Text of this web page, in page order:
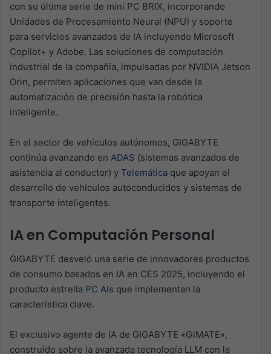
con su última serie de mini PC BRIX, incorporando
Unidades de Procesamiento Neural (NPU) y soporte
para servicios avanzados de IA incluyendo Microsoft
Copilot+ y Adobe. Las soluciones de computación
industrial de la compañía, impulsadas por NVIDIA Jetson
Orin, permiten aplicaciones que van desde la
automatización de precisión hasta la robótica
inteligente.
En el sector de vehículos autónomos, GIGABYTE
continúa avanzando en ADAS (sistemas avanzados de
asistencia al conductor) y Telemática que apoyan el
desarrollo de vehículos autoconducidos y sistemas de
transporte inteligentes.
IA en Computación Personal
GIGABYTE desveló una serie de innovadores productos
de consumo basados en IA en CES 2025, incluyendo el
producto estrella PC AIs que implementan la
característica clave.
El exclusivo agente de IA de GIGABYTE «GiMATE»,
construido sobre la avanzada tecnología LLM con la